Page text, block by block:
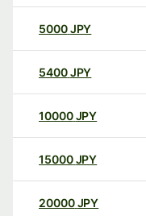
5000JPY
5400JPY
10000 JPY
15000 JPY
20000 JPY